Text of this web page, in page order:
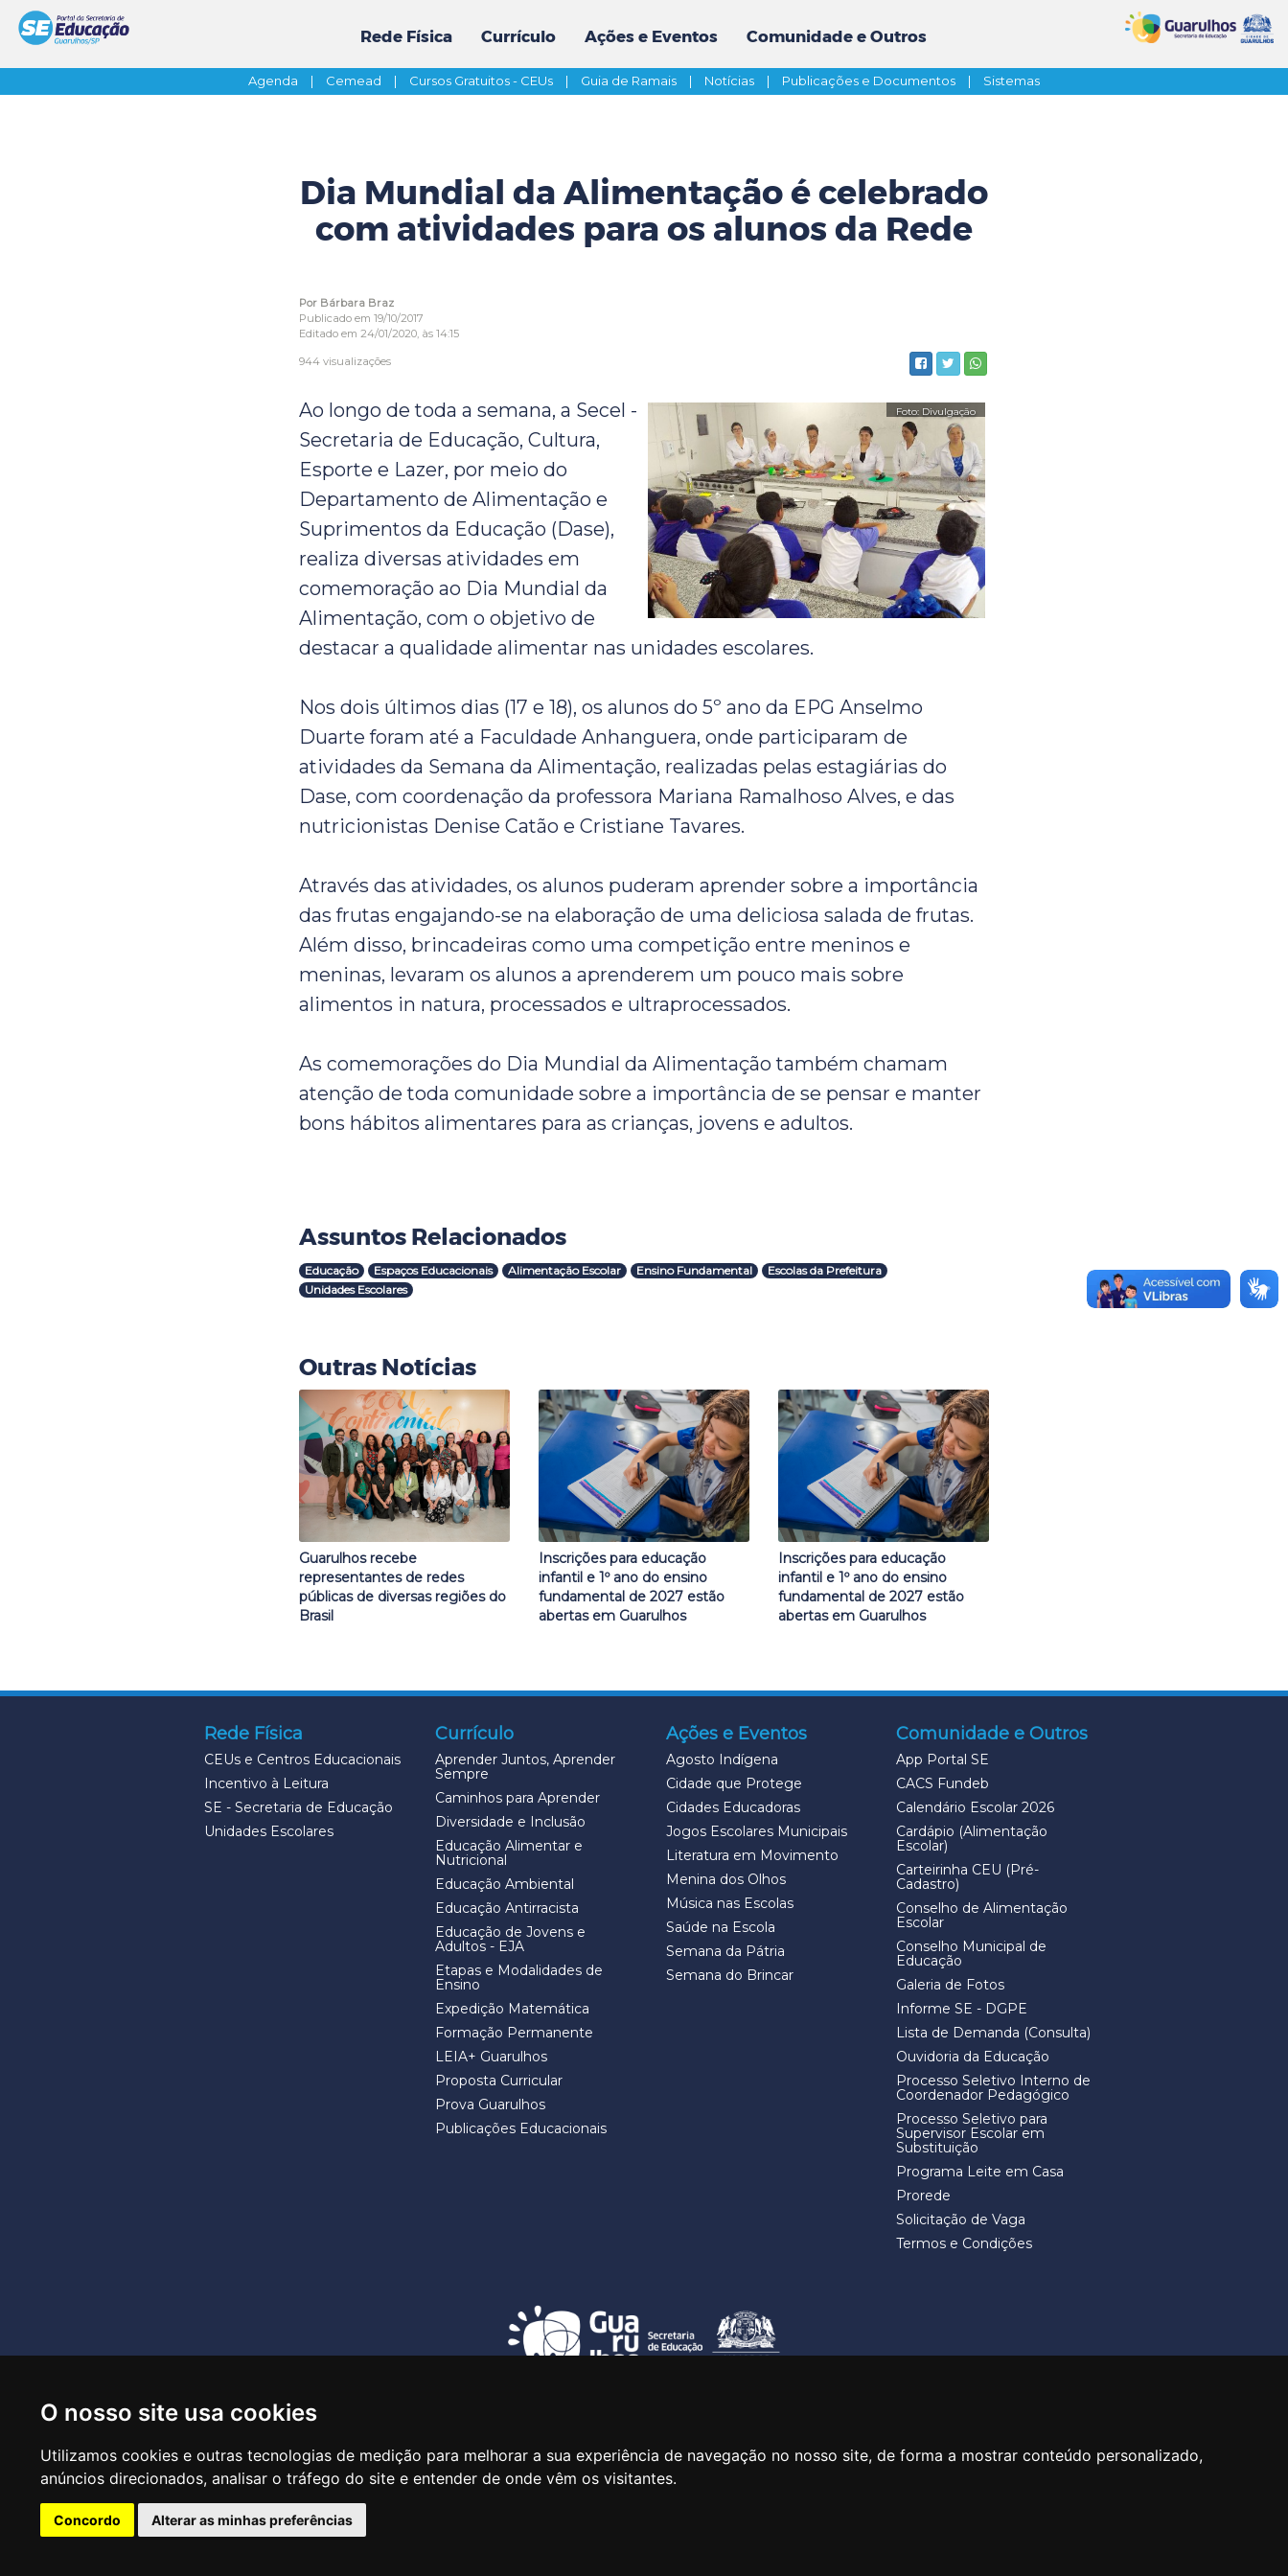
CTRL+F2
O nosso site usa cookies
Utilizamos cookies e outras tecnologias de medição para melhorar a sua experiência de navegação no nosso site, de forma a mostrar conteúdo personalizado,
anúncios direcionados, analisar o tráfego do site e entender de onde vêm os visitantes.
Concordo Alterar as minhas preferências
Rede Física Currículo Ações e Eventos Comunidade e Outros
Agenda | Cemead | Cursos Gratuitos - CEUs | Guia de Ramais | Notícias | Publicações e Documentos | Sistemas
Dia Mundial da Alimentação é celebrado
com atividades para os alunos da Rede
Por Bárbara Braz
Publicado em 19/10/2017
Editado em 24/01/2020, às 14:15
944 visualizações
Ao longo de toda a semana, a Secel -
Secretaria de Educação, Cultura,
Esporte e Lazer, por meio do
Departamento de Alimentação e
Suprimentos da Educação (Dase),
realiza diversas atividades em
comemoração ao Dia Mundial da
Alimentação, com o objetivo de
destacar a qualidade alimentar nas unidades escolares.
Nos dois últimos dias (17 e 18), os alunos do 5º ano da EPG Anselmo
Duarte foram até a Faculdade Anhanguera, onde participaram de
atividades da Semana da Alimentação, realizadas pelas estagiárias do
Dase, com coordenação da professora Mariana Ramalhoso Alves, e das
nutricionistas Denise Catão e Cristiane Tavares.
Através das atividades, os alunos puderam aprender sobre a importância
das frutas engajando-se na elaboração de uma deliciosa salada de frutas.
Além disso, brincadeiras como uma competição entre meninos e
meninas, levaram os alunos a aprenderem um pouco mais sobre
alimentos in natura, processados e ultraprocessados.
As comemorações do Dia Mundial da Alimentação também chamam
atenção de toda comunidade sobre a importância de se pensar e manter
bons hábitos alimentares para as crianças, jovens e adultos.
Assuntos Relacionados
Educação Espaços Educacionais Alimentação Escolar Ensino Fundamental
Escolas da Prefeitura
Unidades Escolares
Outras Notícias
Guarulhos recebe
representantes de redes
públicas de diversas regiões do
Brasil
Inscrições para educação
infantil e 1º ano do ensino
fundamental de 2027 estão
abertas em Guarulhos
Inscrições para educação
infantil e 1º ano do ensino
fundamental de 2027 estão
abertas em Guarulhos
Rede Física
CEUs e Centros Educacionais
Incentivo à Leitura
SE - Secretaria de Educação
Unidades Escolares
Currículo
Aprender Juntos, Aprender
Sempre
Caminhos para Aprender
Diversidade e Inclusão
Educação Alimentar e
Nutricional
Educação Ambiental
Educação Antirracista
Educação de Jovens e
Adultos - EJA
Etapas e Modalidades de
Ensino
Expedição Matemática
Formação Permanente
LEIA+ Guarulhos
Proposta Curricular
Prova Guarulhos
Publicações Educacionais
Ações e Eventos
Agosto Indígena
Cidade que Protege
Cidades Educadoras
Jogos Escolares Municipais
Literatura em Movimento
Menina dos Olhos
Música nas Escolas
Saúde na Escola
Semana da Pátria
Semana do Brincar
Comunidade e Outros
App Portal SE
CACS Fundeb
Calendário Escolar 2026
Cardápio (Alimentação
Escolar)
Carteirinha CEU (Pré-
Cadastro)
Conselho de Alimentação
Escolar
Conselho Municipal de
Educação
Galeria de Fotos
Informe SE - DGPE
Lista de Demanda (Consulta)
Ouvidoria da Educação
Processo Seletivo Interno de
Coordenador Pedagógico
Processo Seletivo para
Supervisor Escolar em
Substituição
Programa Leite em Casa
Prorede
Solicitação de Vaga
Termos e Condições
Rua Claudino Barbosa, 313 - Macedo - Guarulhos/SP CEP 07113-040
Central de Atendimento: *55 11 2475-7300